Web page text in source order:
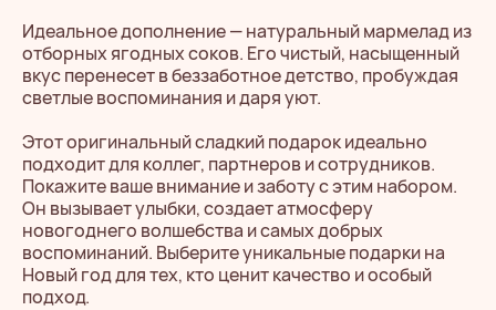
Идеальное дополнение — натуральный мармелад из
отборных ягодных соков. Его чистый, насыщенный
вкус перенесет в беззаботное детство, пробуждая
светлые воспоминания и даря уют.
Этот оригинальный сладкий подарок идеально
подходит для коллег, партнеров и сотрудников.
Покажите ваше внимание и заботу с этим набором.
Он вызывает улыбки, создает атмосферу
новогоднего волшебства и самых добрых
воспоминаний. Выберите уникальные подарки на
Новый год для тех, кто ценит качество и особый
подход.